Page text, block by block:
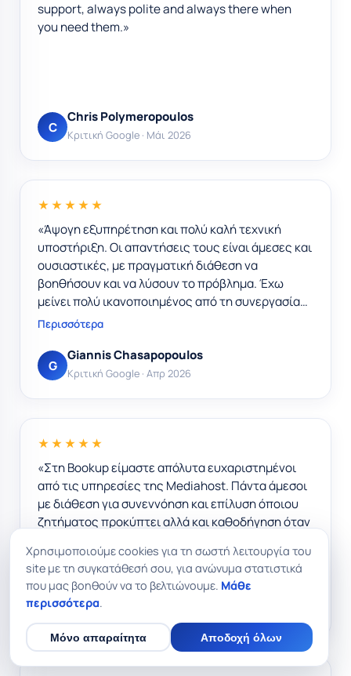
you need them.»
C Κριτική Google · Μάι 2026
«Άψογη εξυπηρέτηση και πολύ καλή τεχνική
υποστήριξη. Οι απαντήσεις τους είναι άμεσες και
ουσιαστικές, με πραγματική διάθεση να
βοηθήσουν και να λύσουν το πρόβλημα. Έχω
μείνει πολύ ικανοποιημένος από τη συνεργασία
και σίγουρα τους προτείνω.»
Περισσότερα
G Κριτική Google · Απρ 2026
«Στη Bookup είμαστε απόλυτα ευχαριστημένοι
από τις υπηρεσίες της Mediahost. Πάντα άμεσοι
με διάθεση για συνεννόηση και επίλυση όποιου
ζητήματος προκύπτει αλλά και καθοδήγηση όταν
χρειάζεται για τεχνικά θέματα. Ευχαριστούμε
Περισσότερα
B
Bookup Gr
Κριτική Google · Μάρ 2026
★★★★★
Χρησιμοποιούμε cookies για τη σωστή λειτουργία του
site με τη συγκατάθεσή σου, για ανώνυμα στατιστικά
που μας βοηθούν να το βελτιώνουμε. Μάθε
περισσότερα.
Μόνο απαραίτητα Αποδοχή όλων